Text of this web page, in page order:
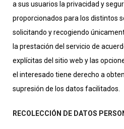
a sus usuarios la privacidad y
proporcionados para los distintos
solicitando y recogiendo
la prestación del servicio de
explícitas del sitio web y las
el interesado tiene derecho a
supresión de los datos facilitados.
RECOLECCIÓN DE DATOS